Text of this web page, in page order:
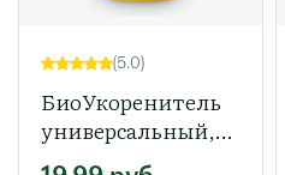
(5.0)
БиоУкоренитель
универсальный,
500 мл